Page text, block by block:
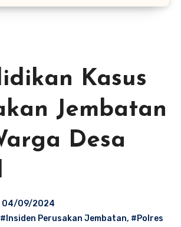
Kasus
Jembatan
Desa
04/09/2024
#Insiden Perusakan Jembatan, #Polres